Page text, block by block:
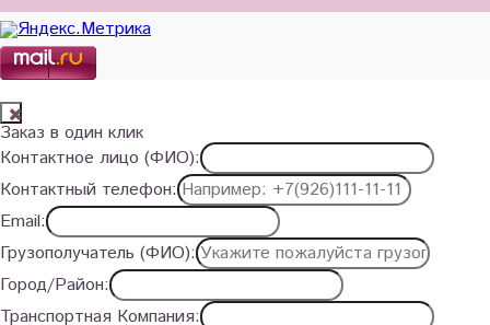
Заказ в один клик
Контактное лицо (ФИО):
Контактный телефон:
Email:
Грузополучатель (ФИО):
Город/Район:
Транспортная Компания: